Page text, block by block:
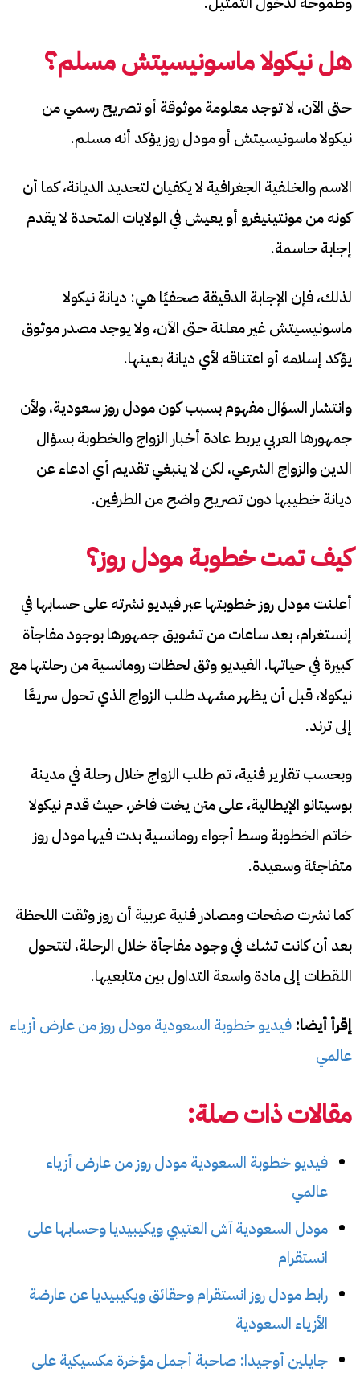
هل نيكولا ماسونيسيتش مسلم؟
حتى الآن، لا توجد معلومة موثوقة أو تصريح رسمي من
نيكولا ماسونيسيتش أو مودل روز يؤكد أنه مسلم.
الاسم والخلفية الجغرافية لا يكفيان لتحديد الديانة، كما أن
كونه من مونتينيغرو أو يعيش في الولايات المتحدة لا يقدم
إجابة حاسمة.
لذلك، فإن الإجابة الدقيقة صحفيًا هي: ديانة نيكولا
ماسونيسيتش غير معلنة حتى الآن، ولا يوجد مصدر موثوق
يؤكد إسلامه أو اعتناقه لأي ديانة بعينها.
وانتشار السؤال مفهوم بسبب كون مودل روز سعودية، ولأن
جمهورها العربي يربط عادة أخبار الزواج والخطوبة بسؤال
الدين والزواج الشرعي، لكن لا ينبغي تقديم أي ادعاء عن
ديانة خطيبها دون تصريح واضح من الطرفين.
كيف تمت خطوبة مودل روز؟
أعلنت مودل روز خطوبتها عبر فيديو نشرته على حسابها في
إنستغرام، بعد ساعات من تشويق جمهورها بوجود مفاجأة
كبيرة في حياتها. الفيديو وثق لحظات رومانسية من رحلتها مع
نيكولا، قبل أن يظهر مشهد طلب الزواج الذي تحول سريعًا
إلى ترند.
وبحسب تقارير فنية، تم طلب الزواج خلال رحلة في مدينة
بوسيتانو الإيطالية، على متن يخت فاخر، حيث قدم نيكولا
خاتم الخطوبة وسط أجواء رومانسية بدت فيها مودل روز
متفاجئة وسعيدة.
كما نشرت صفحات ومصادر فنية عربية أن روز وثقت اللحظة
بعد أن كانت تشك في وجود مفاجأة خلال الرحلة، لتتحول
اللقطات إلى مادة واسعة التداول بين متابعيها.
إقرأ أيضا: فيديو خطوبة السعودية مودل روز من عارض أزياء
عالمي
مقالات ذات صلة:
فيديو خطوبة السعودية مودل روز من عارض أزياء
عالمي
مودل السعودية آش العتيبي ويكيبيديا وحسابها على
انستقرام
رابط مودل روز انستقرام وحقائق ويكيبيديا عن عارضة
الأزياء السعودية
جايلين أوجيدا: صاحبة أجمل مؤخرة مكسيكية على